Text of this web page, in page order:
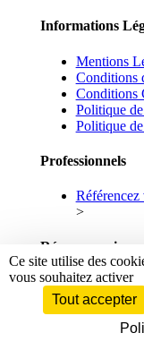
Informations
Mentions
Conditions
Conditions
Politique
Politique
Professionnels
Référencez
>
Réseaux sociaux
Facebook
Linkedin
© 2026
Ce site utilise des
vous souhaitez activer
Tout accepter